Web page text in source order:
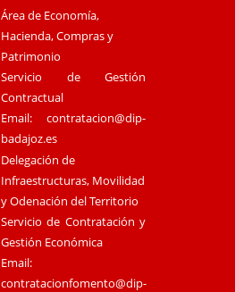
Área de Economía,
Hacienda, Compras y
Patrimonio
Servicio de Gestión
Contractual
Email:contratacion@dip-
badajoz.es
Delegación de
Infraestructuras, Movilidad
y Odenación del Territorio
Servicio de Contratación y
Gestión Económica
Email:
contratacionfomento@dip-